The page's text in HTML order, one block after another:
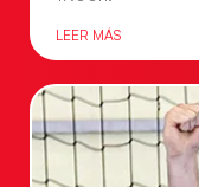
LEER MÁS